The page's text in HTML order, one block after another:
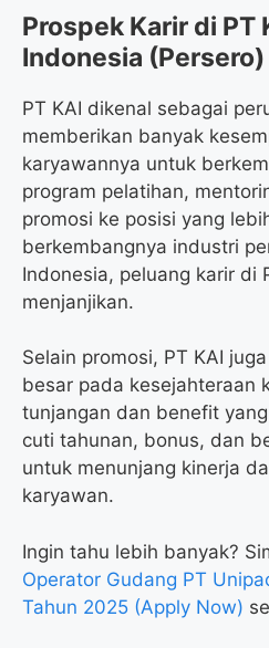
Prospek Karir di PT
Indonesia (Persero)
PT KAI dikenal sebagai
memberikan banyak
karyawannya untuk
program pelatihan,
promosi ke posisi yang
berkembangnya industri
Indonesia, peluang karir di
menjanjikan.
Selain promosi, PT KAI
besar pada kesejahteraan
tunjangan dan benefit
cuti tahunan, bonus, dan
untuk menunjang kinerja
karyawan.
Ingin tahu lebih banyak?
Operator Gudang PT
Tahun 2025 (Apply Now)